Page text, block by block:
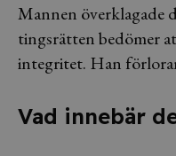
Mannen överklagade
tingsrätten bedömer
integritet. Han förlorar
Vad innebär